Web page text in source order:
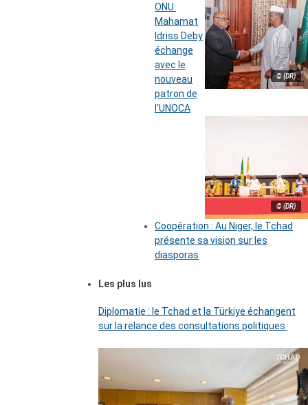
© (DR)
ONU:
Mahamat
Idriss Deby
échange
avec le
nouveau
patron de
l’UNOCA
© (DR)
Coopération : Au Niger, le Tchad
présente sa vision sur les
diasporas
Les plus lus
Diplomatie : le Tchad et la Türkiye échangent
sur la relance des consultations politiques